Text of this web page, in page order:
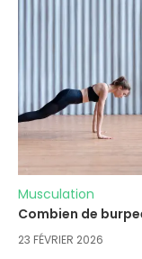
Musculation
Combien de
23 FÉVRIER 2026